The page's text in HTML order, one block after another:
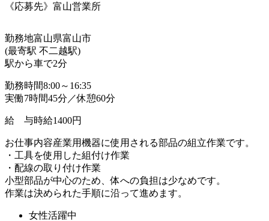
《応募先》富山営業所
勤務地富山県富山市
(最寄駅 不二越駅)
駅から車で2分
勤務時間8:00～16:35
実働7時間45分／休憩60分
給 与時給1400円
お仕事内容産業用機器に使用される部品の組立作業です。
・工具を使用した組付け作業
・配線の取り付け作業
小型部品が中心のため、体への負担は少なめです。
作業は決められた手順に沿って進めます。
女性活躍中